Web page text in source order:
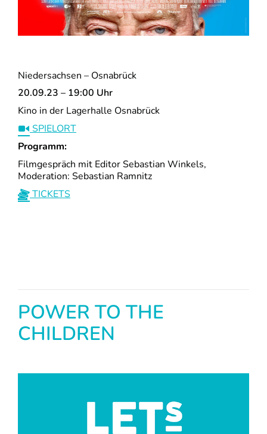
Niedersachsen – Osnabrück
20.09.23 – 19:00 Uhr
Kino in der Lagerhalle Osnabrück
SPIELORT
Programm:
Filmgespräch mit Editor Sebastian Winkels,
Moderation: Sebastian Ramnitz
TICKETS
POWER TO THE
CHILDREN